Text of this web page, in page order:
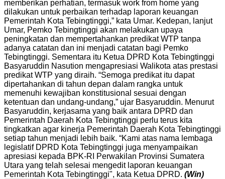
memberikan perhatian, termasuk work from home yang
dilakukan untuk perbaikan terhadap laporan keuangan
Pemerintah Kota Tebingtinggi,” kata Umar. Kedepan, lanjut
Umar, Pemko Tebingtinggi akan melakukan upaya
peningkatan dan mempertahankan predikat WTP tanpa
adanya catatan dan ini menjadi catatan bagi Pemko
Tebingtinggi. Sementara itu Ketua DPRD Kota Tebingtinggi
Basyaruddin Nasution mengapresiasi Walikota atas prestasi
predikat WTP yang diraih. “Semoga predikat itu dapat
dipertahankan di tahun depan dalam rangka untuk
memenuhi kewajiban konstitusional sesuai dengan
ketentuan dan undang-undang,” ujar Basyaruddin. Menurut
Basyaruddin, kerjasama yang baik antara DPRD dan
Pemerintah Daerah Kota Tebingtinggi perlu terus kita
tingkatkan agar kinerja Pemerintah Daerah Kota Tebingtinggi
setiap tahun menjadi lebih baik. “Kami atas nama lembaga
legislatif DPRD Kota Tebingtinggi juga menyampaikan
apresiasi kepada BPK-RI Perwakilan Provinsi Sumatera
Utara yang telah selesai mengedit laporan keuangan
Pemerintah Kota Tebingtinggi", kata Ketua DPRD. (Win)